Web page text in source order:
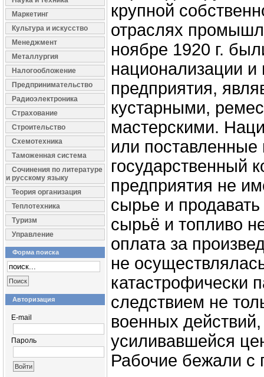
Маркетинг
Культура и искусство
Менеджмент
Металлургия
Налогообложение
Предпринимательство
Радиоэлектроника
Страхование
Строительство
Схемотехника
Таможенная система
Сочинения по литературе
и русскому языку
Теория организация
Теплотехника
Туризм
Управление
Форма поиска
Авторизация
E-mail
Пароль
крупной
отраслях
ноябре 1920 г.
национализации и
предприятия,
кустарными,
мастерскими.
или поставленные
государственный
предприятия не
сырье и
сырьё и топливо
оплата за
не
катастрофически
следствием не
военных
усиливавшейся
Рабочие бежали с